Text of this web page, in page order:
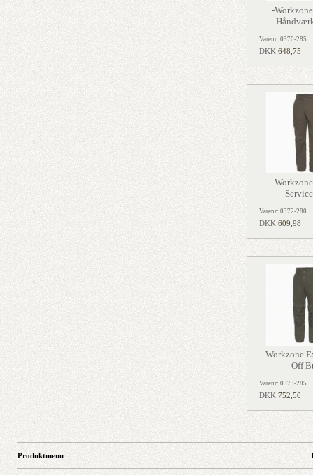
-
DKK 648,75
Varenr: 0370-285
-
DKK 609,98
Varenr: 0372-280
-Workzone
Off
DKK 752,50
Varenr: 0373-285
Produktmenu